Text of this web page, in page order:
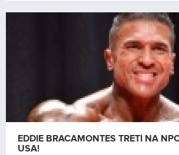
EDDIE BRACAMONTES TRETÍ NA
USA!